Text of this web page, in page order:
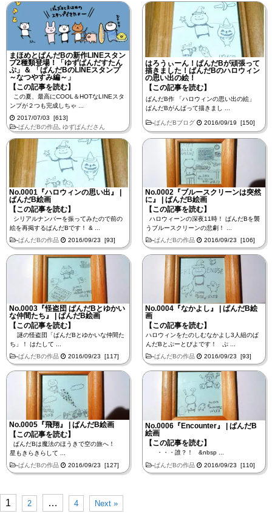
まほめとぱんだBの新作LINEスタン
プ2種類登場！「ゆずぱんだすたん
ぷ」＆ 「ぱんだBのLINEスタンプ
～なつやすみ編～」
【この記事を読む】
この夏、最高にCOOL＆HOTなLINEスタ
ンプが２つも完成しちゃ ...
2017/07/03 [613]
-ぱんだBの作品 ,ゆずぱんださん
はろうぃーん！ぱんだBが頑張って
描きました！ぱんだBのハロウィン
の思い出の絵！
【この記事を読む】
ぱんだB作 「ハロウィンの思い出の絵」
ぱんだBがんばって描きまし ...
2016/09/19 [150]
-ぱんだBブログ
No.0001『ハロウィンの思い出』 |
ぱんだB絵画
【この記事を読む】
シリアルナンバーを振ってみたので前の
絵を再掲するぱんだBです！ & ...
2016/09/23 [93]
-ぱんだBの作品
No.0002『ブルースクリーンは突然
に』 | ぱんだB絵画
【この記事を読む】
ハロウィーンの深夜11時！ ぱんだBを襲
うブルースクリーンの悲劇！ ...
2016/09/23 [106]
-ぱんだBの作品
No.0003『怪盗団 ぱんだBとゆかい
な仲間たち』 | ぱんだB絵画
【この記事を読む】
謎の怪盗団「ぱんだBとゆかいな仲間た
ち」！ はたして ...
2016/09/23 [117]
-ぱんだBの作品
No.0004『なかよし』 | ぱんだB絵
画
【この記事を読む】
ハロウィンをたのしむなかよし3人組のぱ
んだBとぷーとぴよです！ ぷ ...
2016/09/23 [93]
-ぱんだBの作品
No.0005『飛翔』 | ぱんだB絵画
【この記事を読む】
ぱんだBは魔法のほうきで空の旅へ！
星もきらきらして ...
2016/09/23 [127]
-ぱんだBの作品
No.0006『Encounter』 | ぱんだB
絵画
【この記事を読む】
・・・誰？！ &nbsp ...
2016/09/23 [110]
-ぱんだBの作品
1 2 … 4 Next »